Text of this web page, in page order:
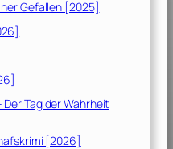
Gefallen [2025]
Der Tag der Wahrheit
[2026]